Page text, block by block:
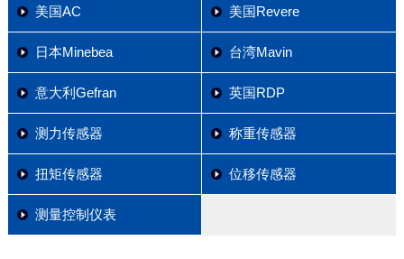
美国AC 美国Revere
日本Minebea 台湾Mavin
意大利Gefran 英国RDP
测力传感器 称重传感器
扭矩传感器 位移传感器
测量控制仪表